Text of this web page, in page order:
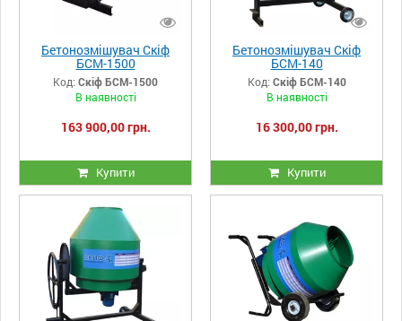
Бетонозмішувач Скіф
БСМ-1500
Код: Скіф БСМ-1500
В наявності
163 900,00 грн.
Купити
Бетонозмішувач Скіф
БСМ-140
Код: Скіф БСМ-140
В наявності
16 300,00 грн.
Купити